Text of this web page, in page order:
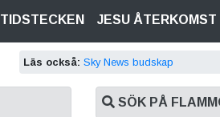
TIDSTECKEN JESU ÅTERKOMST
Läs också: Sky News budskap
SÖK PÅ